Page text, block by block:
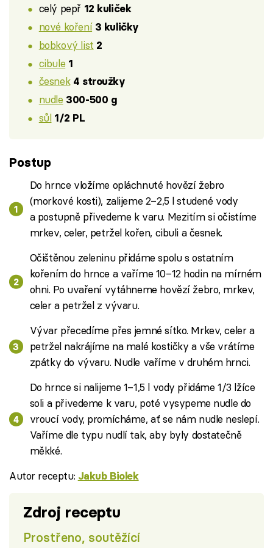
celý pepř 12 kuliček
nové koření 3 kuličky
bobkový list 2
cibule 1
česnek 4 stroužky
nudle 300-500 g
sůl 1/2 PL
Postup
Do hrnce vložíme opláchnuté hovězí žebro
(morkové kosti), zalijeme 2–2,5 l studené vody
a postupně přivedeme k varu. Mezitím si očistíme
mrkev, celer, petržel kořen, cibuli a česnek.
Očištěnou zeleninu přidáme spolu s ostatním
kořením do hrnce a vaříme 10–12 hodin na mírném
ohni. Po uvaření vytáhneme hovězí žebro, mrkev,
celer a petržel z vývaru.
Vývar přecedíme přes jemné sítko. Mrkev, celer a
petržel nakrájíme na malé kostičky a vše vrátíme
zpátky do vývaru. Nudle vaříme v druhém hrnci.
Do hrnce si nalijeme 1–1,5 l vody přidáme 1/3 lžíce
soli a přivedeme k varu, poté vysypeme nudle do
vroucí vody, promícháme, ať se nám nudle neslepí.
Vaříme dle typu nudlí tak, aby byly dostatečně
měkké.
Autor receptu: Jakub Biolek
Zdroj receptu
Prostřeno, soutěžící